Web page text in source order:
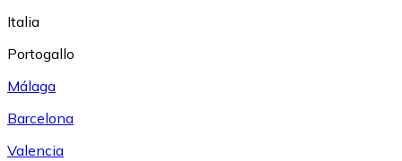
Italia
Portogallo
Málaga
Barcelona
Valencia